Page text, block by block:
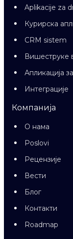
Aplikacije za
Курирска
CRM sistem
Вишеструке
Апликација
Интеграције
Компанија
О нама
Poslovi
Рецензије
Вести
Блог
Контакти
Roadmap